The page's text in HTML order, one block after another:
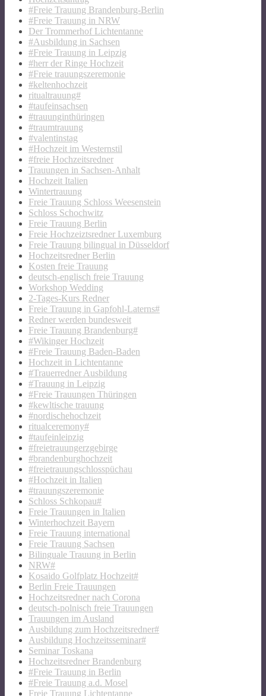
#Freie Trauung Brandenburg-Berlin
#Freie Trauung in NRW
Der Trommerhof Lichtentanne
#Ausbildung in Sachsen
#Freie Trauung in Leipzig
#herr der Ringe Hochzeit
#Freie trauungszeremonie
#keltenhochzeit
ritualtrauung#
#taufeinsachsen
#trauunginthüringen
#traumtrauung
#valentinstag
#Hochzeit im Westernstil
#freie Hochzeitsredner
Trauungen in Sachsen-Anhalt
Hochzeit Italien
Wintertrauung
Freie Trauung Schloss Weesenstein
Schloss Schochwitz
Freie Trauung Berlin
Freie Hochzeiztsredner Luxemburg
Freie Trauung bilingual in Düsseldorf
Hochzeitsredner Berlin
Kosten freie Trauung
deutsch-englisch freie Trauung
Workshop Wedding
2-Tages-Kurs Redner
Freie Trauung in Gapfohl-Laterns#
Redner werden bundesweit
Freie Trauung Brandenburg#
#Wikinger Hochzeit
#Freie Trauung Baden-Baden
Hochzeit in Lichtentanne
#Trauerredner Ausbildung
#Trauung in Leipzig
#Freie Trauungen Thüringen
#kewltische trauung
#nordischehochzeit
ritualceremony#
#taufeinleipzig
#freietrauungerzgebirge
#brandenburghochzeit
#freietrauungschlosspüchau
#Hochzeit in Italien
#trauungszeremonie
Schloss Schkopau#
Freie Trauungen in Italien
Winterhochzeit Bayern
Freie Trauung international
Freie Trauung Sachsen
Bilinguale Trauung in Berlin
NRW#
Kosaido Golfplatz Hochzeit#
Berlin Freie Trauungen
Hochzeitsredner nach Corona
deutsch-polnisch freie Trauungen
Trauungen im Ausland
Ausbildung zum Hochzeitsredner#
Ausbildung Hochzeitsseminar#
Seminar Toskana
Hochzeitsredner Brandenburg
#Freie Trauung in Berlin
#Freie Trauung a.d. Mosel
Freie Trauung Lichtentanne